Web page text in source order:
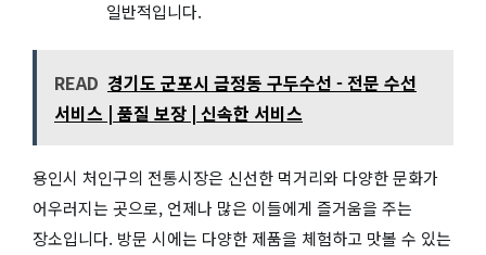
일반적입니다.
READ 경기도 군포시 금정동 구두수선 - 전문 수선
서비스 | 품질 보장 | 신속한 서비스
용인시 처인구의 전통시장은 신선한 먹거리와 다양한 문화가
어우러지는 곳으로, 언제나 많은 이들에게 즐거움을 주는
장소입니다. 방문 시에는 다양한 제품을 체험하고 맛볼 수 있는